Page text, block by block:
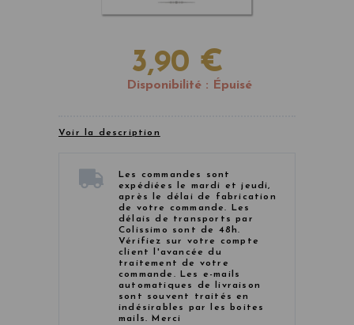
3,90 €
Disponibilité : Épuisé
Voir la description
Les commandes sont
expédiées le mardi et jeudi,
après le délai de fabrication
de votre commande. Les
délais de transports par
Colissimo sont de 48h.
Vérifiez sur votre compte
client l'avancée du
traitement de votre
commande. Les e-mails
automatiques de livraison
sont souvent traités en
indésirables par les boites
mails. Merci